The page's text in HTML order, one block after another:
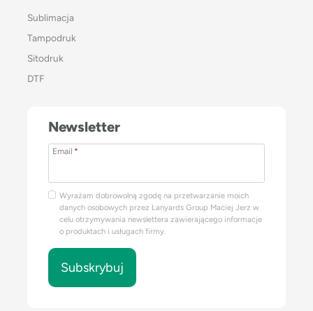
Sublimacja
Tampodruk
Sitodruk
DTF
Newsletter
Email *
Wyrażam dobrowolną zgodę na przetwarzanie moich
danych osobowych przez Lanyards Group Maciej Jerz w
celu otrzymywania newslettera zawierającego informacje
o produktach i usługach firmy.
Subskrybuj